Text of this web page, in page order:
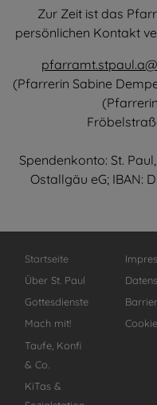
Zur Zeit ist das
persönlichen Kontakt
(Pfarrerin Sabine
Spendenkonto: St.
Ostallgäu eG; IBAN:
Hauptnavigation
Startseite
Über St. Paul
Gottesdienste
Mach mit!
Taufe, Konfi
& Co.
KiTas &